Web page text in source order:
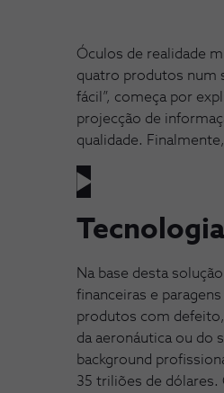
Óculos de realidade
quatro produtos num
fácil”, começa por
projecção de
qualidade.
Na base desta
financeiras e
produtos com
da aeronáutica ou do
background
35 triliões de dólares.